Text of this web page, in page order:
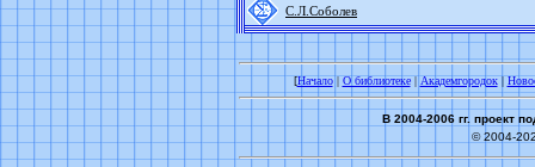
С.Л.Соболев
[Начало|О библиотеке|Академгородок|
В 2004-2006 гг. проект
© 2004-